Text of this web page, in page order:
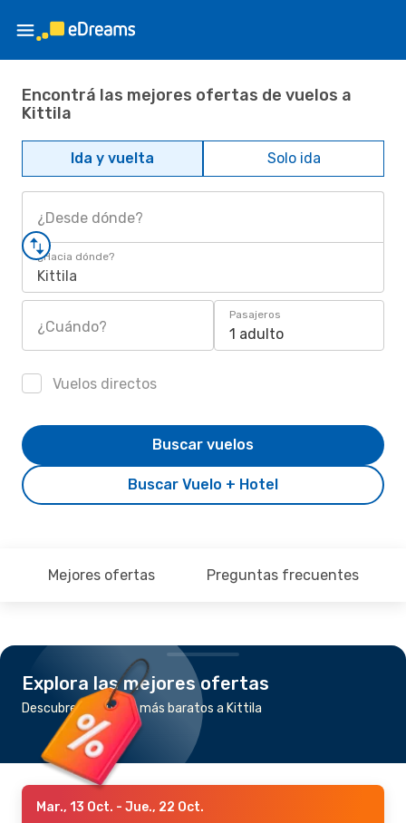
Encontrá las mejores ofertas de vuelos a
Kittila
Ida y vuelta Solo ida
¿Desde dónde?
¿Hacia dónde?
Kittila
¿Cuándo?
Pasajeros
1 adulto
Vuelos directos
Buscar Vuelo + Hotel
Buscar vuelos
Mejores ofertas Preguntas frecuentes
Explora las mejores ofertas
Descubre los vuelos más baratos a Kittila
Mar., 13 Oct. - Jue., 22 Oct.